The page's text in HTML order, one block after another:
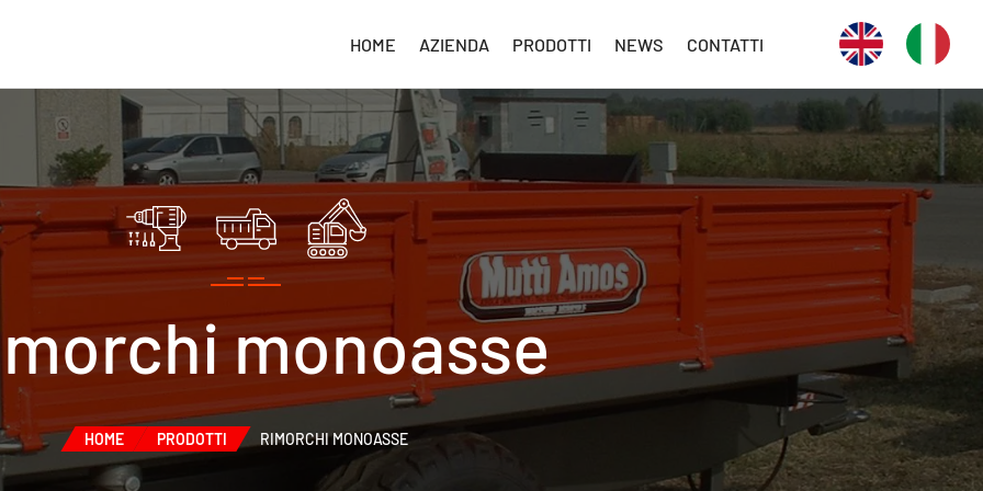
HOME AZIENDA PRODOTTI NEWS CONTATTI
monoasse
HOME PRODOTTI RIMORCHI MONOASSE